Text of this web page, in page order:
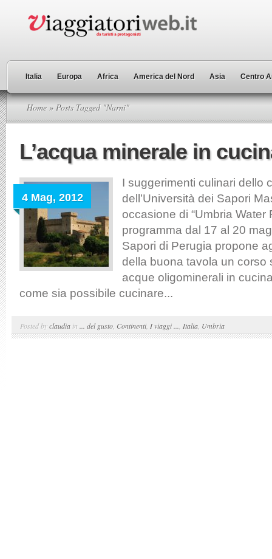
Italia Europa Africa America del Nord Asia Centro
Home » Posts Tagged "Narni"
L’acqua minerale in
4 Mag, 2012
I suggerimenti culinari dello
dell’Università dei Sapori
occasione di “Umbria Water
programma dal 17 al 20
Sapori di Perugia propone
della buona tavola un corso
acque oligominerali in
come sia possibile cucinare...
Posted byclaudia in ... del gusto Continenti, I viaggi ... Italia Umbria